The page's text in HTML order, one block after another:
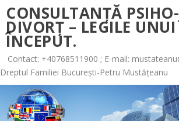
CONSULTANȚĂ
DIVORȚ – LEGILE
ÎNCEPUT.
Contact: +40768511900 ; E-mail:
Dreptul Familiei București-Petru Mustățeanu